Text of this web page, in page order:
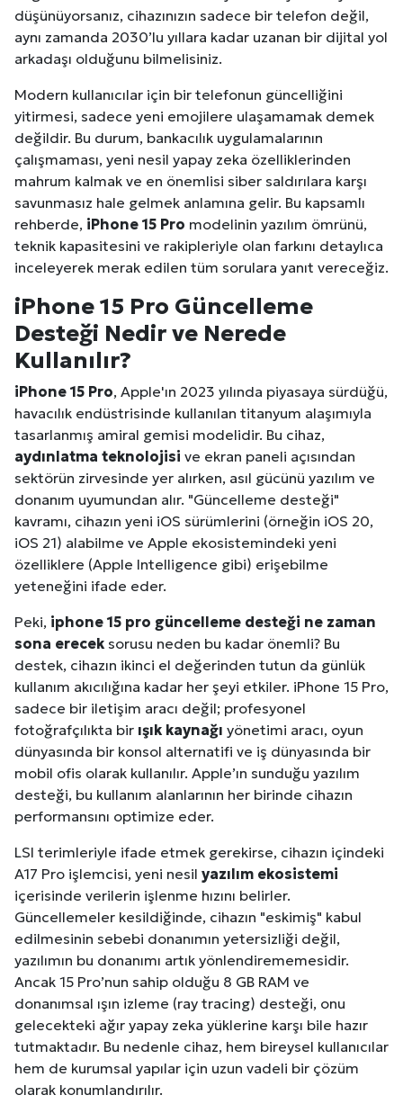
düşünüyorsanız, cihazınızın sadece bir telefon değil,
aynı zamanda 2030’lu yıllara kadar uzanan bir dijital yol
arkadaşı olduğunu bilmelisiniz.
Modern kullanıcılar için bir telefonun güncelliğini
yitirmesi, sadece yeni emojilere ulaşamamak demek
değildir. Bu durum, bankacılık uygulamalarının
çalışmaması, yeni nesil yapay zeka özelliklerinden
mahrum kalmak ve en önemlisi siber saldırılara karşı
savunmasız hale gelmek anlamına gelir. Bu kapsamlı
rehberde, iPhone 15 Pro modelinin yazılım ömrünü,
teknik kapasitesini ve rakipleriyle olan farkını detaylıca
inceleyerek merak edilen tüm sorulara yanıt vereceğiz.
iPhone 15 Pro Güncelleme
Desteği Nedir ve Nerede
Kullanılır?
iPhone 15 Pro, Apple'ın 2023 yılında piyasaya sürdüğü,
havacılık endüstrisinde kullanılan titanyum alaşımıyla
tasarlanmış amiral gemisi modelidir. Bu cihaz,
aydınlatma teknolojisi ve ekran paneli açısından
sektörün zirvesinde yer alırken, asıl gücünü yazılım ve
donanım uyumundan alır. "Güncelleme desteği"
kavramı, cihazın yeni iOS sürümlerini (örneğin iOS 20,
iOS 21) alabilme ve Apple ekosistemindeki yeni
özelliklere (Apple Intelligence gibi) erişebilme
yeteneğini ifade eder.
Peki, iphone 15 pro güncelleme desteği ne zaman
sona erecek sorusu neden bu kadar önemli? Bu
destek, cihazın ikinci el değerinden tutun da günlük
kullanım akıcılığına kadar her şeyi etkiler. iPhone 15 Pro,
sadece bir iletişim aracı değil; profesyonel
fotoğrafçılıkta bir ışık kaynağı yönetimi aracı, oyun
dünyasında bir konsol alternatifi ve iş dünyasında bir
mobil ofis olarak kullanılır. Apple’ın sunduğu yazılım
desteği, bu kullanım alanlarının her birinde cihazın
performansını optimize eder.
LSI terimleriyle ifade etmek gerekirse, cihazın içindeki
A17 Pro işlemcisi, yeni nesil yazılım ekosistemi
içerisinde verilerin işlenme hızını belirler.
Güncellemeler kesildiğinde, cihazın "eskimiş" kabul
edilmesinin sebebi donanımın yetersizliği değil,
yazılımın bu donanımı artık yönlendirememesidir.
Ancak 15 Pro’nun sahip olduğu 8 GB RAM ve
donanımsal ışın izleme (ray tracing) desteği, onu
gelecekteki ağır yapay zeka yüklerine karşı bile hazır
tutmaktadır. Bu nedenle cihaz, hem bireysel kullanıcılar
hem de kurumsal yapılar için uzun vadeli bir çözüm
olarak konumlandırılır.